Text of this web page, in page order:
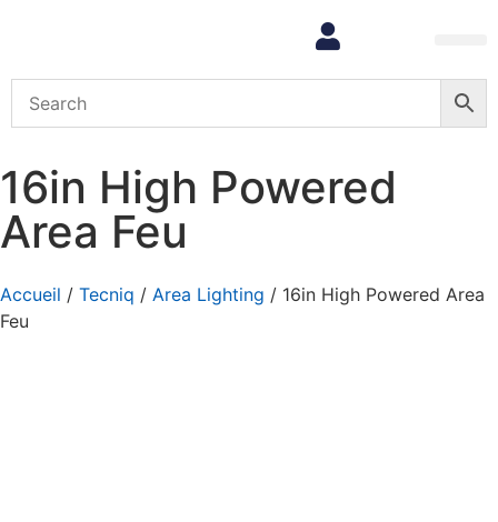
16in High Powered
Area Feu
Accueil / Tecniq / Area Lighting / 16in High Powered Area
Feu